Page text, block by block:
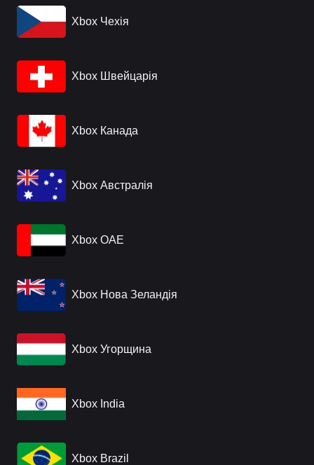
Xbox Чехія
Xbox Швейцарія
Xbox Канада
Xbox Австралія
Xbox ОАЕ
Xbox Нова Зеландія
Xbox Угорщина
Xbox India
Xbox Brazil